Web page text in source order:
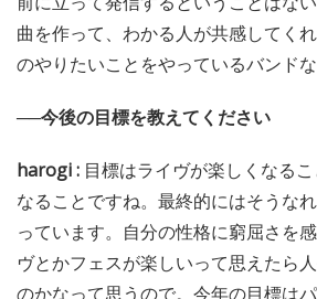
曲を作って、わかる人が共感してく
のやりたいことをやっているバンドな
──今後の目標を教えてください
harogi : 目標はライヴが楽しくなる
なることですね。最終的にはそうな
っています。自分の性格に窮屈さを
ヴとかフェスが楽しいって思えたら
のかなって思うので。今年の目標は